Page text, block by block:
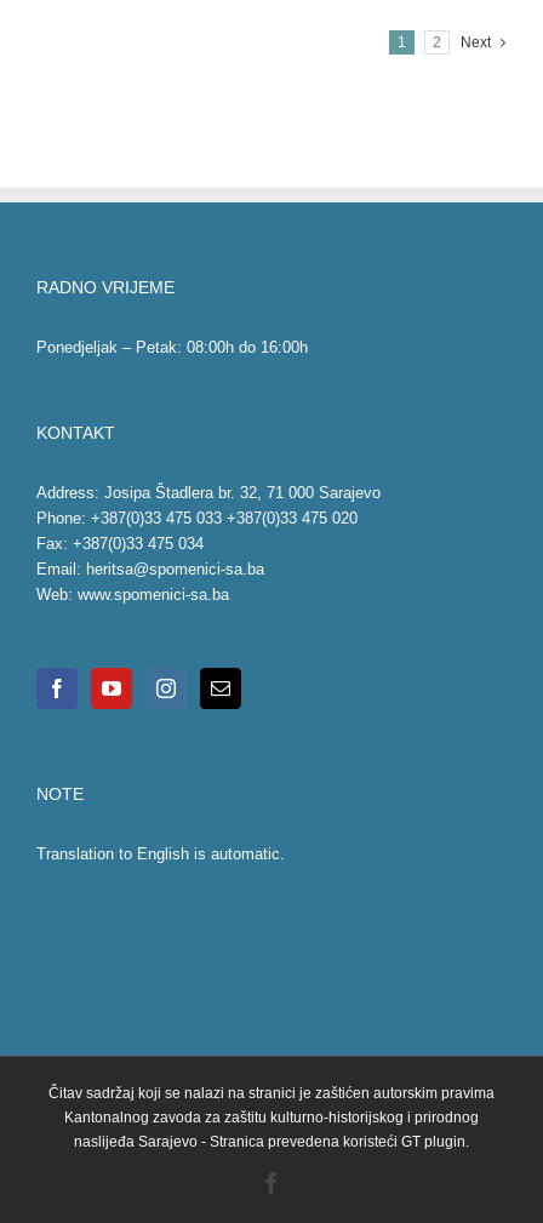
1 2 Next
RADNO VRIJEME
Ponedjeljak – Petak: 08:00h do 16:00h
KONTAKT
Address: Josipa Štadlera br. 32, 71 000 Sarajevo
Phone: +387(0)33 475 033 +387(0)33 475 020
Fax: +387(0)33 475 034
Email: heritsa@spomenici-sa.ba
Web: www.spomenici-sa.ba
NOTE
Translation to English is automatic.
Čitav sadržaj koji se nalazi na stranici je zaštićen autorskim pravima
Kantonalnog zavoda za zaštitu kulturno-historijskog i prirodnog
naslijeđa Sarajevo - Stranica prevedena koristeći GT plugin.